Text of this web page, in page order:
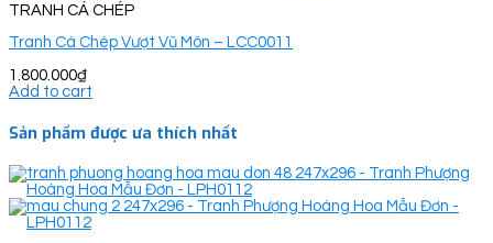
TRANH CÁ CHÉP
Tranh Cá Chép Vượt Vũ Môn – LCC0011
1.800.000₫
Add to cart
Sản phẩm được ưa thích nhất